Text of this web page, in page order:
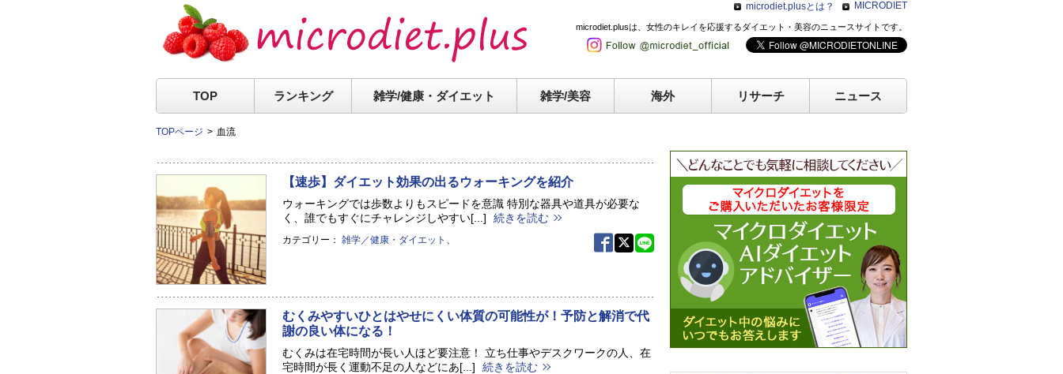
microdiet.plusとは？ MICRODIET
microdiet.plusは、女性のキレイを応援するダイエット・美容のニュースサイトです。
TOP ランキング 雑学/健康・ ダイエット 雑学/美容 海外 リサーチ ニュース
TOPページ 血流
【速歩】ダイエット効果の出るウォーキングを紹介
ウォーキングでは歩数よりもスピードを意識 特別な器具や道具が必要な
く、誰でもすぐにチャレンジしやすい[...]
続きを読む
カテゴリー：雑学／健康・ダイエット 、
むくみやすいひとはやせにくい体質の可能性が！予防と解消で代
謝の良い体になる！
むくみは在宅時間が長い人ほど要注意！ 立ち仕事やデスクワークの人、在
宅時間が長く運動不足の人などにあ[...]
続きを読む